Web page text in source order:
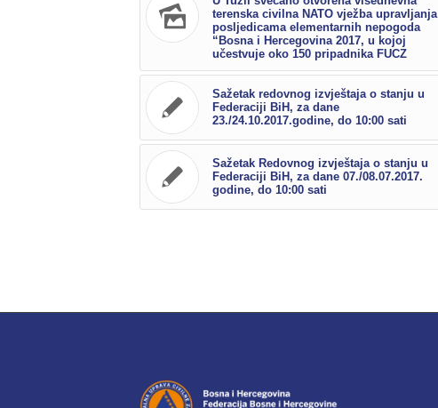
terenska civilna NATO vježba upravljanja
posljedicama elementarnih nepogoda
“Bosna i Hercegovina 2017, u kojoj
učestvuje oko 150 pripadnika FUCZ
Sažetak redovnog izvještaja o stanju u
Federaciji BiH, za dane
23./24.10.2017.godine, do 10:00 sati
Sažetak Redovnog izvještaja o stanju u
Federaciji BiH, za dane 07./08.07.2017.
godine, do 10:00 sati